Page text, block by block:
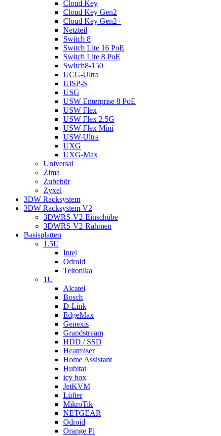
Cloud Key
Cloud Key Gen2
Cloud Key Gen2+
Netzteil
Switch 8
Switch Lite 16 PoE
Switch Lite 8 PoE
Switch8-150
UCG-Ultra
UISP-S
USG
USW Enterprise 8 PoE
USW Flex
USW Flex 2.5G
USW Flex Mini
USW-Ultra
UXG
UXG-Max
Universal
Zima
Zubehör
Zyxel
3DW Racksystem
3DW Racksystem V2
3DWRS-V2-Einschübe
3DWRS-V2-Rahmen
Basisplatten
1.5U
Intel
Odroid
Teltonika
1U
Alcatel
Bosch
D-Link
EdgeMax
Genexis
Grandstream
HDD / SSD
Heatmiser
Home Assistant
Hubitat
icy box
JetKVM
Lüfter
MikroTik
NETGEAR
Odroid
Orange Pi